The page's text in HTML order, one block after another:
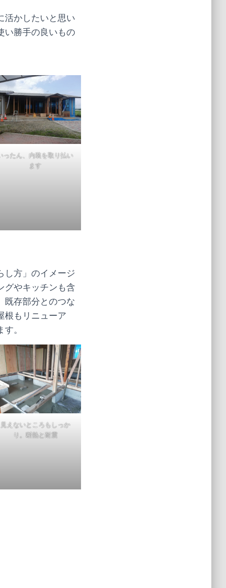
活かしたいと思い
い勝手の良いもの
ったん、内装を取り払い
ます
し方」のイメージ
グやキッチンも含
既存部分とのつな
根もリニューア
。
見えないところもしっか
り。断熱と耐震